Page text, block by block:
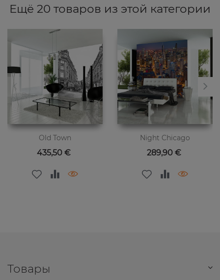
Ещё 20 товаров из этой категории
Old Town
Цена
435,50 €
Night Chicago
Цена
289,90 €
Товары